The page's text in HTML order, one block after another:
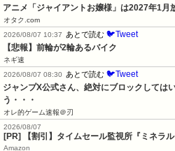
アニメ「ジャイアントお嬢様」は2027年1月
オタク.com
2026/08/07 10:37
あとで読む 🐦Tweet
【悲報】前輪が2輪あるバイク
ネギ速
2026/08/07 08:30
あとで読む 🐦Tweet
ジャンプX公式さん、絶対にブロックしては
う・・・
オレ的ゲーム速報＠刃
2026/08/07
[PR] 【割引】タイムセール監視所『ミネラル
Amazon